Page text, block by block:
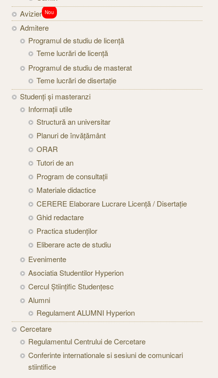
Avizier Nou
Admitere
Programul de studiu de licență
Teme lucrări de licență
Programul de studiu de masterat
Teme lucrări de disertație
Studenți şi masteranzi
Informaţii utile
Structură an universitar
Planuri de învățământ
ORAR
Tutori de an
Program de consultații
Materiale didactice
CERERE Elaborare Lucrare Licență / Disertație
Ghid redactare
Practica studenților
Eliberare acte de studiu
Evenimente
Asociatia Studentilor Hyperion
Cercul Științific Studențesc
Alumni
Regulament ALUMNI Hyperion
Cercetare
Regulamentul Centrului de Cercetare
Conferinte internationale si sesiuni de comunicari
stiintifice